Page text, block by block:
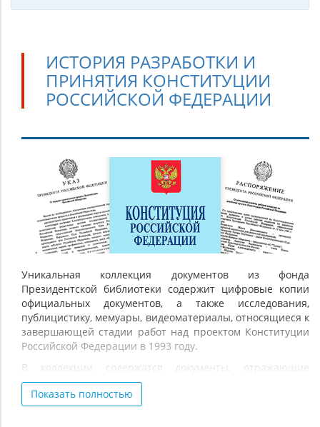
ИСТОРИЯ РАЗРАБОТКИ И
ПРИНЯТИЯ КОНСТИТУЦИИ
РОССИЙСКОЙ ФЕДЕРАЦИИ
История
разработки
принятия
Конституции
Российской
Федерации
Уникальная коллекция документов из фонда
Президентской библиотеки содержит цифровые копии
официальных документов, а также исследования,
публицистику, мемуары, видеоматериалы, относящиеся к
завершающей стадии работ над проектом Конституции
Российской Федерации в 1993 году.
В коллекции содержатся документы, отражающие
непосредственное участие Президента Российской
Федерации в работе над проектом Конституции в мае–
ноябре 1993 г., работу Конституционного совещания,
Показать полностью